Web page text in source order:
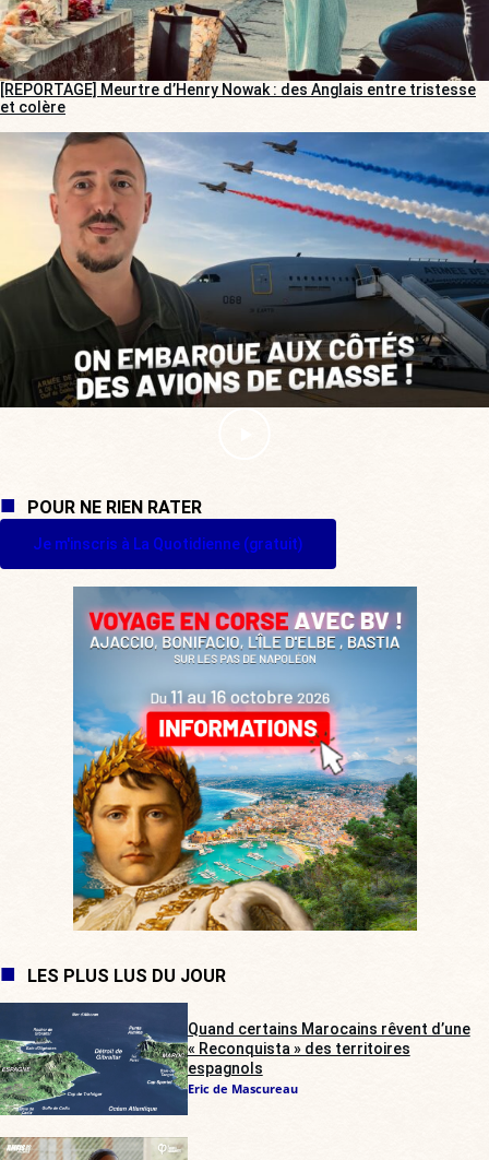
[REPORTAGE] Meurtre d’Henry Nowak : des Anglais entre tristesse
et colère
POUR NE RIEN RATER
Je m'inscris à La Quotidienne (gratuit)
LES PLUS LUS DU JOUR
Quand certains Marocains rêvent d’une
« Reconquista » des territoires
espagnols
Eric de Mascureau